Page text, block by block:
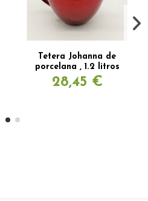
Tetera Johanna de
porcelana , 1.2 litros
28,45 €